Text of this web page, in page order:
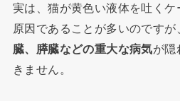
実は、猫が黄色い液体を吐く
原因であることが多いのですが
臓、膵臓などの重大な病気が隠
きません。